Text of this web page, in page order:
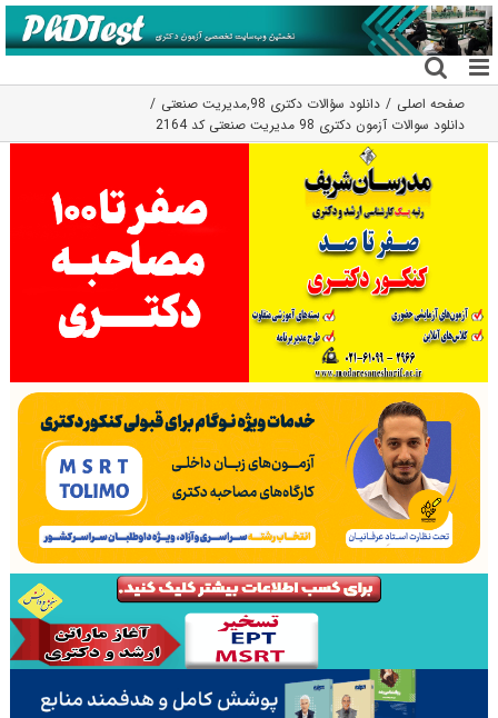
رفتن
به
محتوا
صفحه اصلی دانلود سؤالات دکتری 98 ,مدیریت صنعتی
دانلود سوالات آزمون دکتری 98 مدیریت صنعتی کد 2164